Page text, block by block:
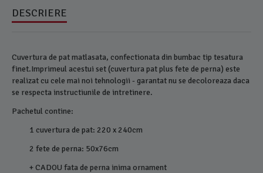
DESCRIERE
Cuvertura de pat matlasata, confectionata din bumbac tip tesatura
finet.Imprimeul acestui set (cuvertura pat plus fete de perna) este
realizat cu cele mai noi tehnologii - garantat nu se decoloreaza daca
se respecta instructiunile de intretinere.
Pachetul contine:
1 cuvertura de pat: 220 x 240cm
2 fete de perna: 50x76cm
+ CADOU fata de perna inima ornament